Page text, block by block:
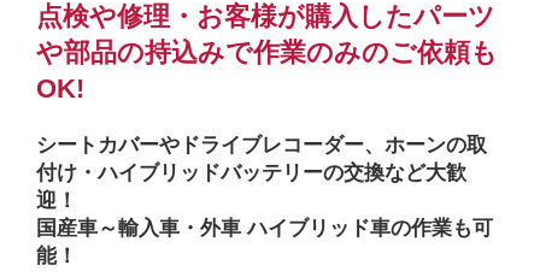
点検や修理・お客様が購入したパーツ
や部品の持込みで作業のみのご依頼も
OK!
シートカバーやドライブレコーダー、ホーンの取
付け・ハイブリッドバッテリーの交換など大歓
迎！
国産車～輸入車・外車 ハイブリッド車の作業も可
能！